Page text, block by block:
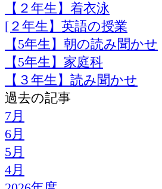
【２年生】着衣泳
[２年生】英語の授業
【5年生】朝の読み聞かせ
【5年生】家庭科
【３年生】読み聞かせ
過去の記事
7月
6月
5月
4月